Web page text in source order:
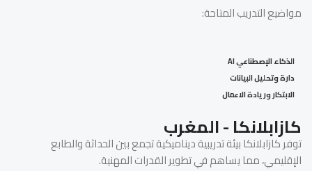
مواضيع التدريب المتاحة:
الذكاء الإصطناعي AI
دارة وتحليل البيانات
الابتكار وريادة الاعمال
كازابلانكا - المغرب
توفر كازابلانكا بيئة تدريبية ديناميكية تجمع بين الحداثة والطابع
الإقليمي، مما يساهم في تطوير القدرات المهنية.